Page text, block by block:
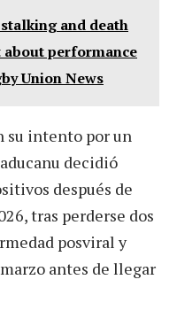
and death
performance
Union News
su intento por un
decidió
después de
tras perderse dos
posviral y
antes de llegar